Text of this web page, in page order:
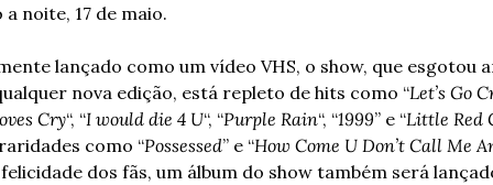
noite, 17 de maio.
lançado como um vídeo VHS, o show, que esgotou
nova edição, está repleto de hits como “Let’s Go
Cry“, “I would die 4 U“, “Purple Rain“, “1999” e “Little Red
como “Possessed” e “How Come U Don’t Call Me
dos fãs, um álbum do show também será